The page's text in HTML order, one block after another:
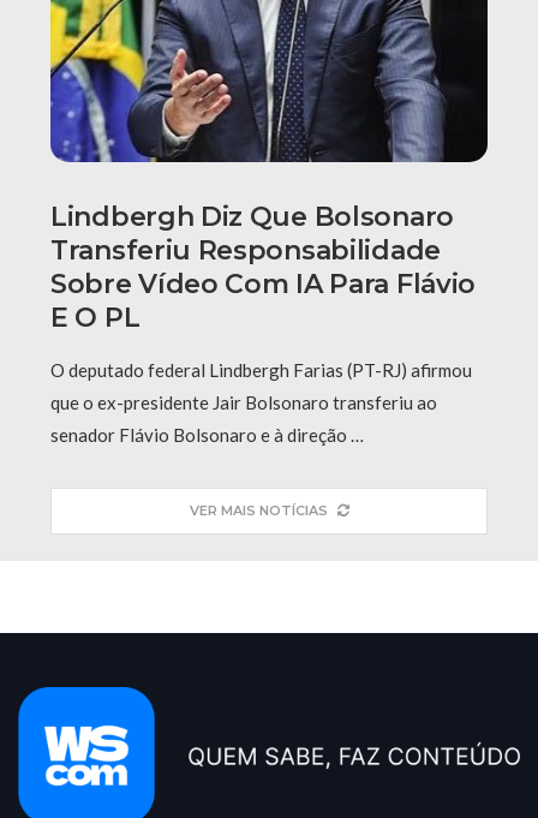
Lindbergh Diz Que Bolsonaro
Transferiu Responsabilidade
Sobre Vídeo Com IA Para Flávio
E O PL
O deputado federal Lindbergh Farias (PT-RJ) afirmou
que o ex-presidente Jair Bolsonaro transferiu ao
senador Flávio Bolsonaro e à direção …
VER MAIS NOTÍCIAS